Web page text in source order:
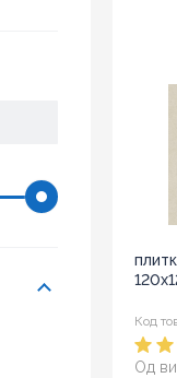
Код
Од